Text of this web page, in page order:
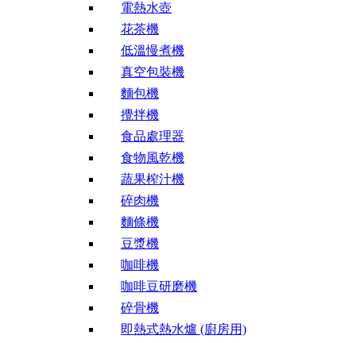
電熱水壺
花茶機
低溫慢煮機
真空包裝機
麵包機
攪拌機
食品處理器
食物風乾機
蔬果榨汁機
碎肉機
麵條機
豆漿機
咖啡機
咖啡豆研磨機
碎骨機
即熱式熱水爐 (廚房用)